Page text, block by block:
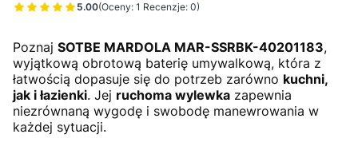
5.00(Oceny: 1 Recenzje: 0)
Przejdź do sekcji Opinie
Poznaj SOTBE MARDOLA MAR-SSRBK-40201183,
wyjątkową obrotową baterię umywalkową, która z
łatwością dopasuje się do potrzeb zarówno kuchni,
jak i łazienki. Jej ruchoma wylewka zapewnia
niezrównaną wygodę i swobodę manewrowania w
każdej sytuacji.